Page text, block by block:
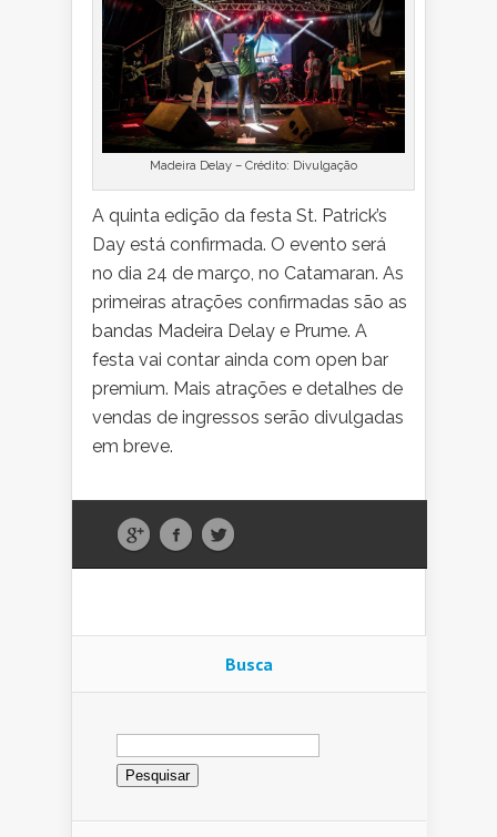
Madeira Delay – Crédito: Divulgação
A quinta edição da festa St. Patrick’s
Day está confirmada. O evento será
no dia 24 de março, no Catamaran. As
primeiras atrações confirmadas são as
bandas Madeira Delay e Prume. A
festa vai contar ainda com open bar
premium. Mais atrações e detalhes de
vendas de ingressos serão divulgadas
em breve.
Busca
Pesquisar
por: